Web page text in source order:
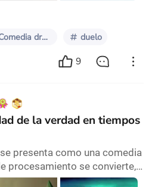
Comedia dramática duelo
9
de la verdad en tiempos
presenta como una comedia
procesamiento se convierte,
una historia mucho más